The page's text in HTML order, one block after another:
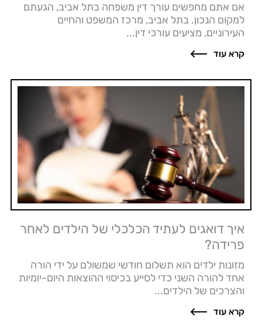
אם אתם מחפשים עורך דין משפחה בתל אביב, הגעתם
למקום הנכון. בתל אביב, מרכז המשפט והחיים
העירוניים, מציעים עורכי דין...
קרא עוד
איך דואגים לעתיד הכלכלי של הילדים לאחר
פרידה?
מזונות ילדים הוא תשלום חודשי שמשולם על ידי הורה
אחד להורה השני כדי לסייע בכיסוי ההוצאות היום-יומיות
והצרכים של הילדים...
קרא עוד